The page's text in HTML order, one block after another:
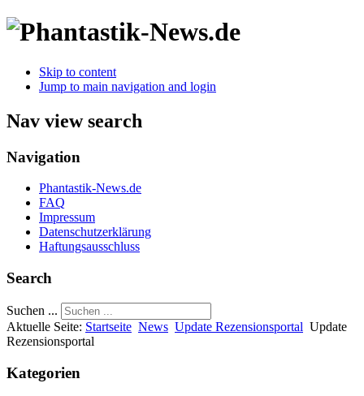
Skip to content
Jump to main navigation and login
Nav view search
Navigation
Phantastik-News.de
FAQ
Impressum
Datenschutzerklärung
Haftungsausschluss
Search
Suchen ...
Aktuelle Seite: Startseite News Update Rezensionsportal Update
Rezensionsportal
Kategorien